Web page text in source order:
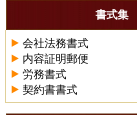
書式集
会社法務書式
内容証明郵便
労務書式
契約書書式